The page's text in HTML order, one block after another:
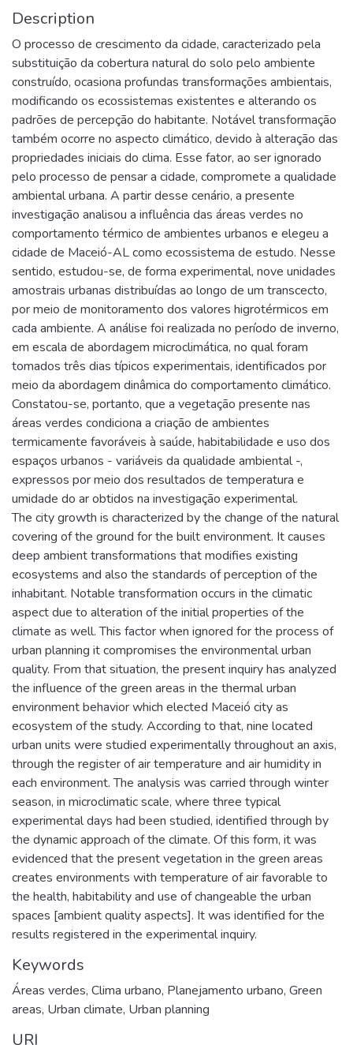
Description
O processo de crescimento da cidade, caracterizado pela
substituição da cobertura natural do solo pelo ambiente
construído, ocasiona profundas transformações ambientais,
modificando os ecossistemas existentes e alterando os
padrões de percepção do habitante. Notável transformação
também ocorre no aspecto climático, devido à alteração das
propriedades iniciais do clima. Esse fator, ao ser ignorado
pelo processo de pensar a cidade, compromete a qualidade
ambiental urbana. A partir desse cenário, a presente
investigação analisou a influência das áreas verdes no
comportamento térmico de ambientes urbanos e elegeu a
cidade de Maceió-AL como ecossistema de estudo. Nesse
sentido, estudou-se, de forma experimental, nove unidades
amostrais urbanas distribuídas ao longo de um transcecto,
por meio de monitoramento dos valores higrotérmicos em
cada ambiente. A análise foi realizada no período de inverno,
em escala de abordagem microclimática, no qual foram
tomados três dias típicos experimentais, identificados por
meio da abordagem dinâmica do comportamento climático.
Constatou-se, portanto, que a vegetação presente nas
áreas verdes condiciona a criação de ambientes
termicamente favoráveis à saúde, habitabilidade e uso dos
espaços urbanos - variáveis da qualidade ambiental -,
expressos por meio dos resultados de temperatura e
umidade do ar obtidos na investigação experimental.
The city growth is characterized by the change of the natural
covering of the ground for the built environment. It causes
deep ambient transformations that modifies existing
ecosystems and also the standards of perception of the
inhabitant. Notable transformation occurs in the climatic
aspect due to alteration of the initial properties of the
climate as well. This factor when ignored for the process of
urban planning it compromises the environmental urban
quality. From that situation, the present inquiry has analyzed
the influence of the green areas in the thermal urban
environment behavior which elected Maceió city as
ecosystem of the study. According to that, nine located
urban units were studied experimentally throughout an axis,
through the register of air temperature and air humidity in
each environment. The analysis was carried through winter
season, in microclimatic scale, where three typical
experimental days had been studied, identified through by
the dynamic approach of the climate. Of this form, it was
evidenced that the present vegetation in the green areas
creates environments with temperature of air favorable to
the health, habitability and use of changeable the urban
spaces [ambient quality aspects]. It was identified for the
results registered in the experimental inquiry.
Keywords
Áreas verdes, Clima urbano, Planejamento urbano, Green
areas, Urban climate, Urban planning
URI